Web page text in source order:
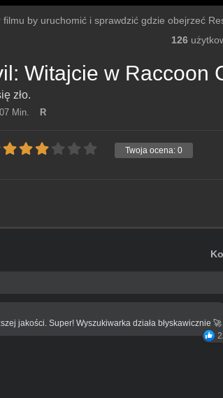
by uruchomić i sprawdzić gdzie obejrzeć
126
Witajcie w Raccoon
zło.
Min. R
Twoja ocena: 0
jakości. Super! Wyszukiwarka działa błyskawicznie 🚀